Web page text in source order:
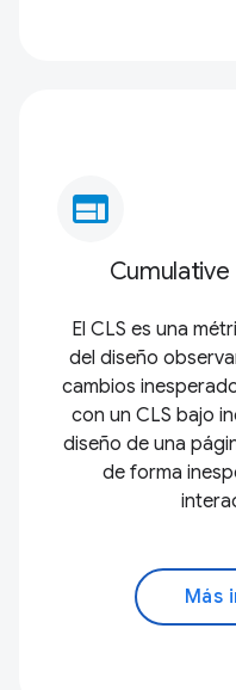
web
Cumulative
El CLS es una
del diseño
cambios
con un CLS bajo
diseño de una
de forma
Más